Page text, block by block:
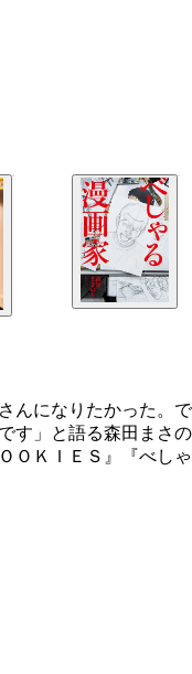
ュア賞を獲得。日本
んになりたかった。で
す」と語る森田まさの
ＯＫＩＥＳ』『べしゃ